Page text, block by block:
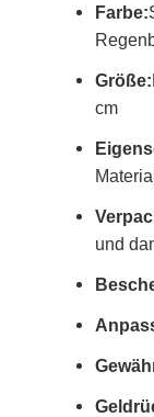
Farbe:
Größe:
cm
und